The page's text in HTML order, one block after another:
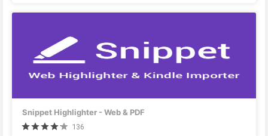
Snippet Highlighter - Web & PDF
136